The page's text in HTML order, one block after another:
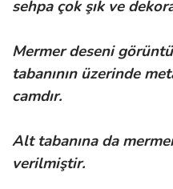
sehpa çok şık ve
Mermer deseni
tabanının üzerinde
camdır.
Alt tabanına da
verilmiştir.